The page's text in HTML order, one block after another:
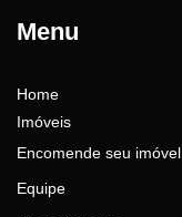
Menu
Home
Imóveis
Encomende seu imóvel
Equipe